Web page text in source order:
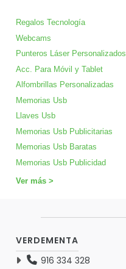
Regalos Tecnología
Webcams
Punteros Láser Personalizados
Acc. Para Móvil y Tablet
Alfombrillas Personalizadas
Memorias Usb
Llaves Usb
Memorias Usb Publicitarias
Memorias Usb Baratas
Memorias Usb Publicidad
Ver más >
VERDEMENTA
916 334 328